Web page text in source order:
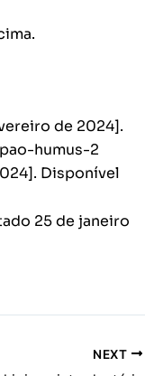
de 2024].
humus-2
Disponível
25 de janeiro
NEXT